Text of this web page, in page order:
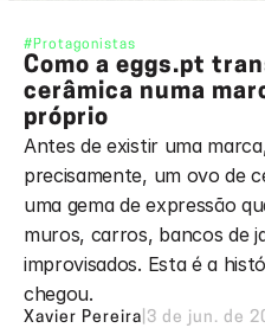
#Protagonistas
Como a eggs.pt
cerâmica numa
próprio
Antes de existir uma
precisamente, um ovo de
uma gema de expressão
muros, carros, bancos de
improvisados. Esta é a
chegou.
Xavier Pereira 3 de jun. de